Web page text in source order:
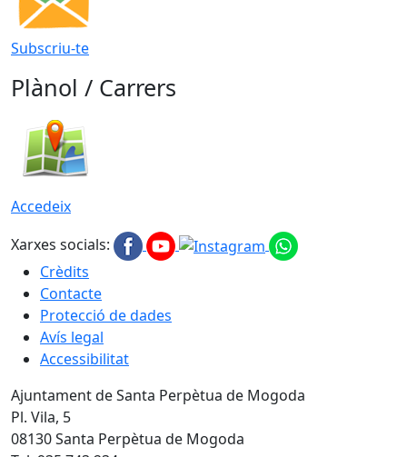
Subscriu-te
Plànol / Carrers
Accedeix
Xarxes socials:
Crèdits
Contacte
Protecció de dades
Avís legal
Accessibilitat
Ajuntament de Santa Perpètua de Mogoda
Pl. Vila, 5
08130 Santa Perpètua de Mogoda